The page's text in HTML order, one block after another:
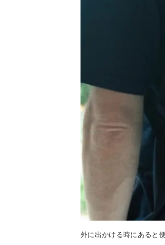
外に出かける時にあると